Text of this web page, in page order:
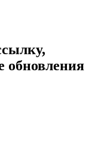
обновления